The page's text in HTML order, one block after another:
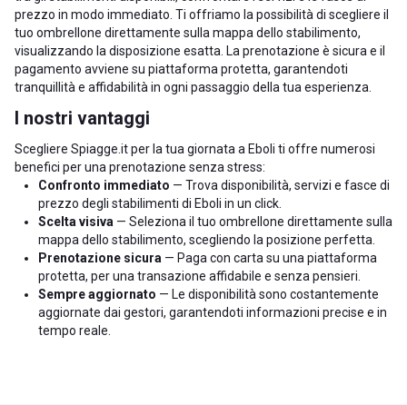
prezzo in modo immediato. Ti offriamo la possibilità di scegliere il
tuo ombrellone direttamente sulla mappa dello stabilimento,
visualizzando la disposizione esatta. La prenotazione è sicura e il
pagamento avviene su piattaforma protetta, garantendoti
tranquillità e affidabilità in ogni passaggio della tua esperienza.
I nostri vantaggi
Scegliere Spiagge.it per la tua giornata a Eboli ti offre numerosi
benefici per una prenotazione senza stress:
Confronto immediato — Trova disponibilità, servizi e fasce di
prezzo degli stabilimenti di Eboli in un click.
Scelta visiva — Seleziona il tuo ombrellone direttamente sulla
mappa dello stabilimento, scegliendo la posizione perfetta.
Prenotazione sicura — Paga con carta su una piattaforma
protetta, per una transazione affidabile e senza pensieri.
Sempre aggiornato — Le disponibilità sono costantemente
aggiornate dai gestori, garantendoti informazioni precise e in
tempo reale.